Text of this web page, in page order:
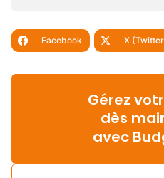
Facebook X
Gérez
dès
avec